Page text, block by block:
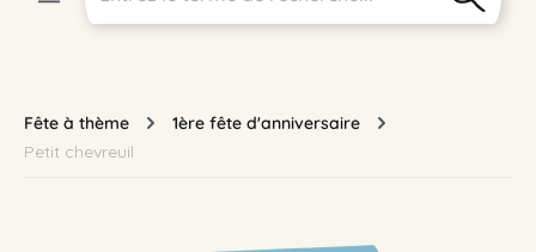
Fête à thème
1ère fête d'anniversaire
Petit chevreuil